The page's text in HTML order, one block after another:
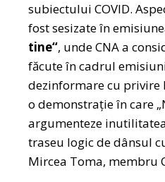
subiectului COVID.
fost sesizate în
tine“, unde CNA a
făcute în cadrul
dezinformare cu privire
o demonstraţie în care
argumenteze
traseu logic de dânsul
Mircea Toma, membru